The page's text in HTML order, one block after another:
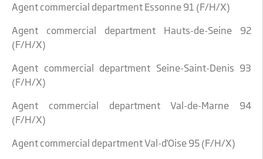
Agent commercial department Essonne 91 (F/H/X)
Agent commercial department Hauts-de-Seine 92
(F/H/X)
Agent commercial department Seine-Saint-Denis 93
(F/H/X)
Agent commercial department Val-de-Marne 94
(F/H/X)
Agent commercial department Val-d'Oise 95 (F/H/X)